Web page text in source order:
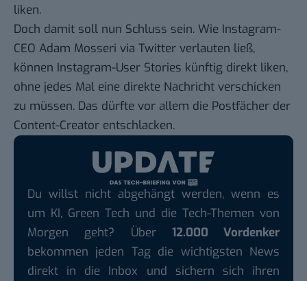
liken.
Doch damit soll nun Schluss sein. Wie Instagram-
CEO Adam Mosseri via Twitter verlauten ließ,
können Instagram-User Stories künftig direkt liken,
ohne jedes Mal eine direkte Nachricht verschicken
zu müssen. Das dürfte vor allem die Postfächer der
Content-Creator entschlacken.
Du willst nicht abgehängt werden, wenn es
um KI, Green Tech und die Tech-Themen von
Morgen geht? Über 12.000 Vordenker
bekommen jeden Tag die wichtigsten News
direkt in die Inbox und sichern sich ihren